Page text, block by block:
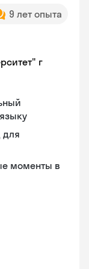
9 лет опыта
г
для
моменты в